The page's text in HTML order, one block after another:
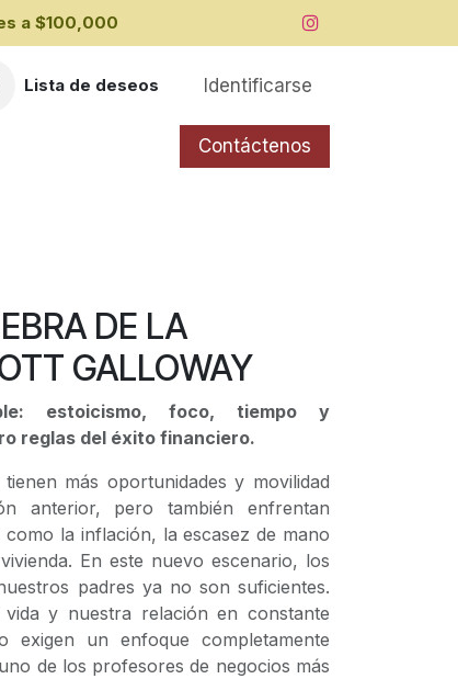
a ​$100,000
Lista de deseos Identificarse
Contáctenos
DE LA
GALLOWAY
estoicismo, foco, tiempo y
reglas del éxito financiero.
más oportunidades y movilidad
anterior, pero también enfrentan
la inflación, la escasez de mano
En este nuevo escenario, los
padres ya no son suficientes.
y nuestra relación en constante
exigen un enfoque completamente
de los profesores de negocios más